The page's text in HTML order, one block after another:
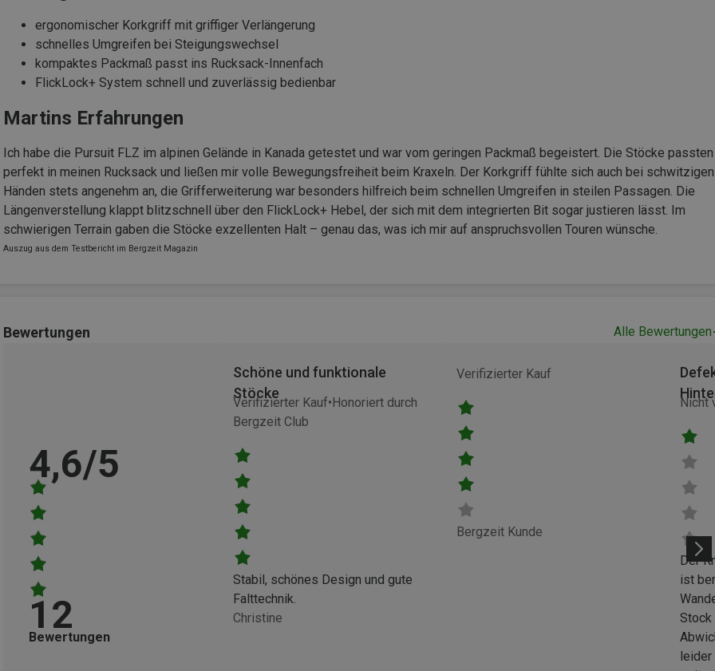
ergonomischer Korkgriff mit griffiger Verlängerung
schnelles Umgreifen bei Steigungswechsel
kompaktes Packmaß passt ins Rucksack-Innenfach
FlickLock+ System schnell und zuverlässig bedienbar
Martins Erfahrungen
Ich habe die Pursuit FLZ im alpinen Gelände in Kanada getestet und war vom geringen Packmaß begeistert. Die Stöcke passten
perfekt in meinen Rucksack und ließen mir volle Bewegungsfreiheit beim Kraxeln. Der Korkgriff fühlte sich auch bei schwitzigen
Händen stets angenehm an, die Grifferweiterung war besonders hilfreich beim schnellen Umgreifen in steilen Passagen. Die
Längenverstellung klappt blitzschnell über den FlickLock+ Hebel, der sich mit dem integrierten Bit sogar justieren lässt. Im
schwierigen Terrain gaben die Stöcke exzellenten Halt – genau das, was ich mir auf anspruchsvollen Touren wünsche.
Auszug aus dem Testbericht im Bergzeit Magazin
Alle Bewertungen
Bewertungen
4,6/5
12
Bewertungen
Christine
Verifizierter Kauf Honoriert durch
Bergzeit Club
Schöne und funktionale
Stöcke
Stabil, schönes Design und gute
Falttechnik.
Bergzeit Kunde
Verifizierter Kauf
Nicht
Der
ist
Stock
leider